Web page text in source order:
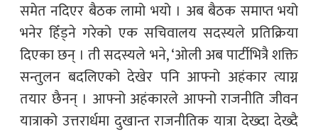
समेत नदिएर बैठक लामो भयो । अब बैठक समाप्त भयो
भनेर हिँड्ने गरेको एक सचिवालय सदस्यले प्रतिक्रिया
दिएका छन् । ती सदस्यले भने, ‘ओली अब पार्टीभित्रै शक्ति
सन्तुलन बदलिएको देखेर पनि आफ्नो अहंकार त्याग्न
तयार छैनन् । आफ्नो अहंकारले आफ्नो राजनीति जीवन
यात्राको उत्तरार्धमा दुखान्त राजनीतिक यात्रा देख्दा देख्दै